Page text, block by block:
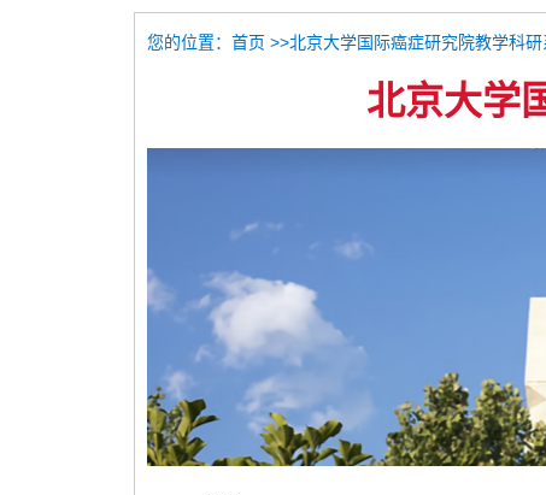
您的位置： 首页 >>北京大学国际癌症研究院教学科
北京大学